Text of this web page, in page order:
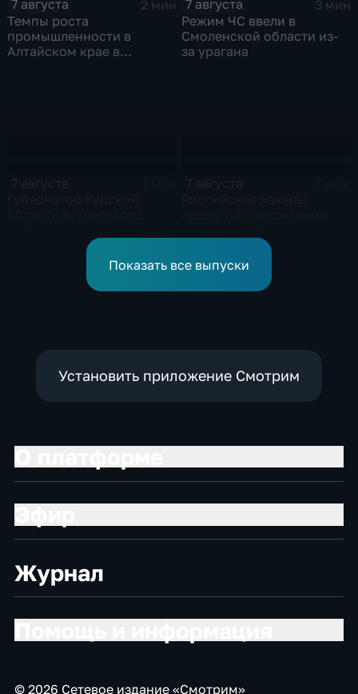
7 августа
2 мин
Темпы роста
промышленности в
Алтайском крае в
7 августа
3 мин
Режим ЧС ввели в
Смоленской области из-
за урагана
помогали пострадавшим
от вторжения ВСУ
жителям приграничья
Показать все выпуски
Установить приложение Смотрим
Журнал
© 2026 Сетевое издание «Смотрим»